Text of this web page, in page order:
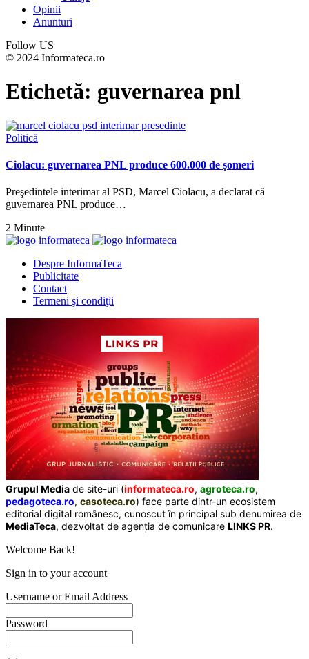
Opinii
Anunturi
Follow US
© 2024 Informateca.ro
Etichetă: guvernarea pnl
Politică
Ciolacu: guvernarea PNL produce 600.000 de șomeri
Preşedintele interimar al PSD, Marcel Ciolacu, a declarat că
guvernarea PNL produce…
2 Minute
Despre InformaTeca
Publicitate
Contact
Termeni şi condiţii
Grupul Media de site-uri (informateca.ro, agroteca.ro,
pedagoteca.ro, casoteca.ro) face parte dintr-un ecosistem
editorial digital românesc, cunoscut în principal sub denumirea de
MediaTeca, dezvoltat de agenția de comunicare LINKS PR.
Welcome Back!
Sign in to your account
Username or Email Address
Password